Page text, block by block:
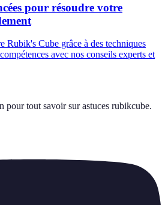
pour résoudre votre
Rubik's Cube grâce à des techniques
avec nos conseils experts et
pour tout savoir sur astuces rubikcube.